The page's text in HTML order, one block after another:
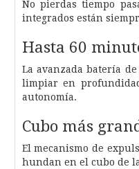
No pierdas tiempo
integrados están
Hasta 60
La avanzada batería
limpiar en
autonomía.
Cubo más
El mecanismo de
hundan en el cubo de